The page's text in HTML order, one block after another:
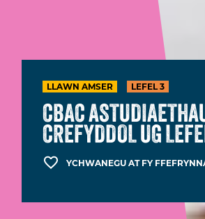
LLAWN AMSER LEFEL 3
CBAC
CREFYDDOL UG
YCHWANEGU AT FY